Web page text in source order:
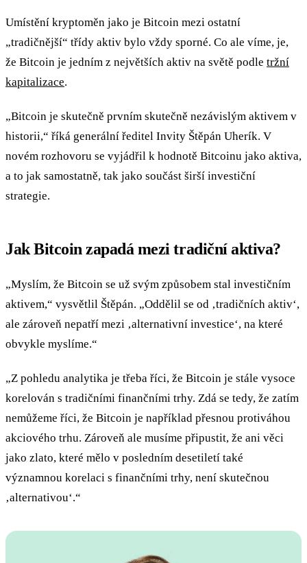
Umístění kryptoměn jako je Bitcoin mezi ostatní
„tradičnější“ třídy aktiv bylo vždy sporné. Co ale víme, je,
že Bitcoin je jedním z největších aktiv na světě podle tržní
kapitalizace.
„Bitcoin je skutečně prvním skutečně nezávislým aktivem v
historii,“ říká generální ředitel Invity Štěpán Uherík. V
novém rozhovoru se vyjádřil k hodnotě Bitcoinu jako aktiva,
a to jak samostatně, tak jako součást širší investiční
strategie.
Jak Bitcoin zapadá mezi tradiční aktiva?
„Myslím, že Bitcoin se už svým způsobem stal investičním
aktivem,“ vysvětlil Štěpán. „Oddělil se od ‚tradičních aktiv‘,
ale zároveň nepatří mezi ‚alternativní investice‘, na které
obvykle myslíme.“
„Z pohledu analytika je třeba říci, že Bitcoin je stále vysoce
korelován s tradičními finančními trhy. Zdá se tedy, že zatím
nemůžeme říci, že Bitcoin je například přesnou protiváhou
akciového trhu. Zároveň ale musíme připustit, že ani věci
jako zlato, které mělo v posledním desetiletí také
významnou korelaci s finančními trhy, není skutečnou
‚alternativou‘.“